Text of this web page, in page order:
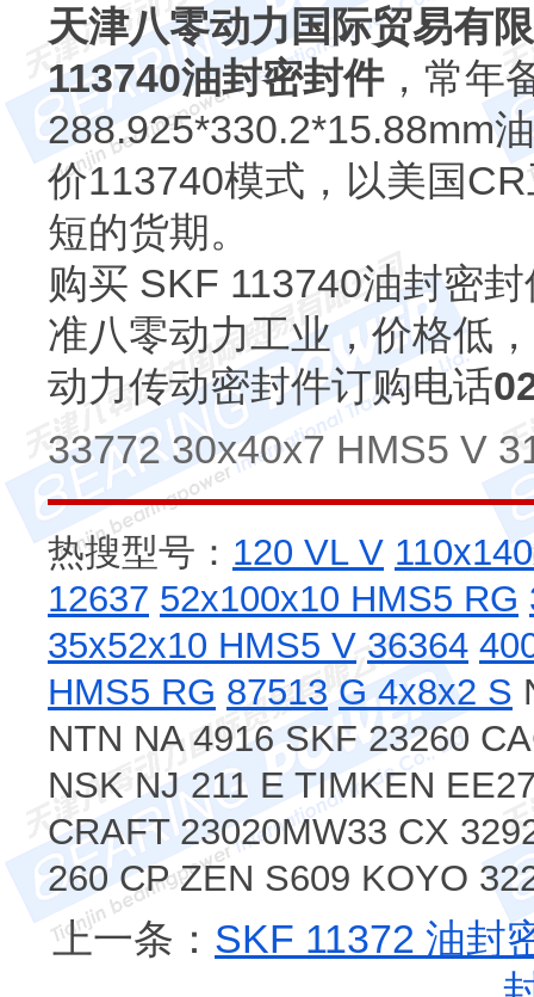
天津八零动力国际贸易有
113740油封密封件，常年
288.925*330.2*15.88mm
价113740模式，以美国
短的货期。
购买 SKF 113740油封密
准八零动力工业，价格低
动力传动密封件订购电话
33772 30x40x7 HMS5 V
热搜型号： 120 VL V
12637 52x100x10 HMS5 RG
35x52x10 HMS5 V 36364
HMS5 RG 87513 G 4x8x2 S
NTN NA 4916 SKF 23260
NSK NJ 211 E TIMKEN
CRAFT 23020MW33 CX
260 CP ZEN S609 KOYO
上一条： SKF 11372 油封